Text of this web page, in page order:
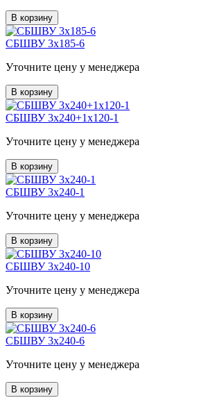
В корзину
СБШВУ 3х185-6
Уточните цену у менеджера
В корзину
СБШВУ 3х240+1х120-1
Уточните цену у менеджера
В корзину
СБШВУ 3х240-1
Уточните цену у менеджера
В корзину
СБШВУ 3х240-10
Уточните цену у менеджера
В корзину
СБШВУ 3х240-6
Уточните цену у менеджера
В корзину